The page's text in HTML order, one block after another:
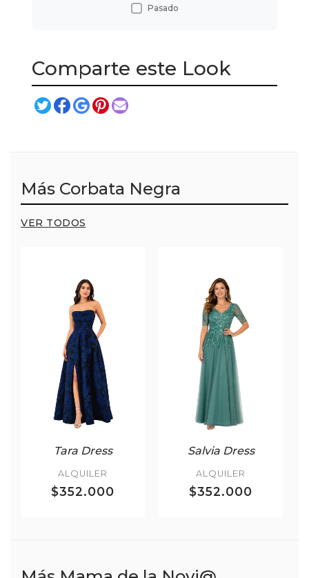
Pasado
Comparte este Look
Más Corbata Negra
VER TODOS
Tara Dress
ALQUILER
$352.000
Salvia Dress
ALQUILER
$352.000